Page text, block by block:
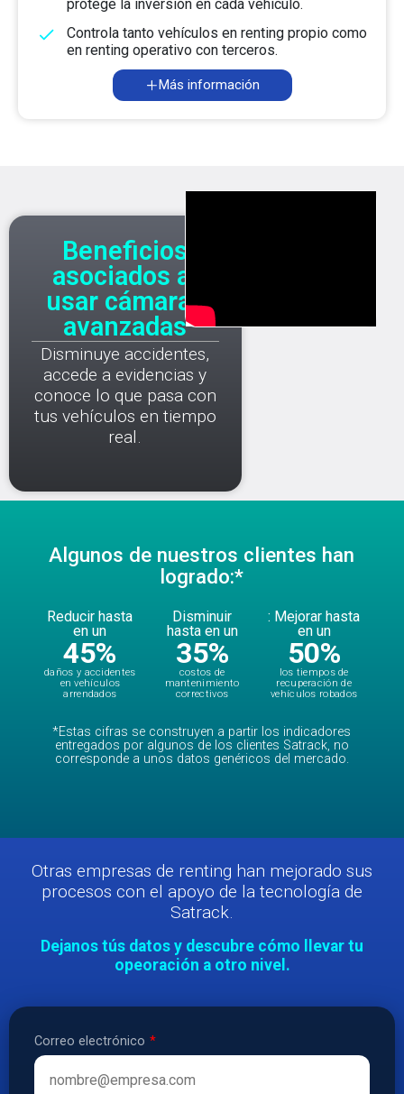
protege la inversión en cada vehículo.
Controla tanto vehículos en renting propio como
en renting operativo con terceros.
Más información
Beneficios
asociados al
usar cámaras
avanzadas
Disminuye accidentes,
accede a evidencias y
conoce lo que pasa con
tus vehículos en tiempo
real.
Algunos de nuestros clientes han
logrado:*
Reducir hasta
en un
daños y accidentes
en vehículos
arrendados
45%
Disminuir
hasta en un
costos de
mantenimiento
correctivos
35%
: Mejorar hasta
en un
los tiempos de
recuperación de
vehículos robados
50%
*Estas cifras se construyen a partir los indicadores
entregados por algunos de los clientes Satrack, no
corresponde a unos datos genéricos del mercado.
Otras empresas de renting han mejorado sus
procesos con el apoyo de la tecnología de
Satrack.
Dejanos tús datos y descubre cómo llevar tu
opeoración a otro nivel.
Correo electrónico